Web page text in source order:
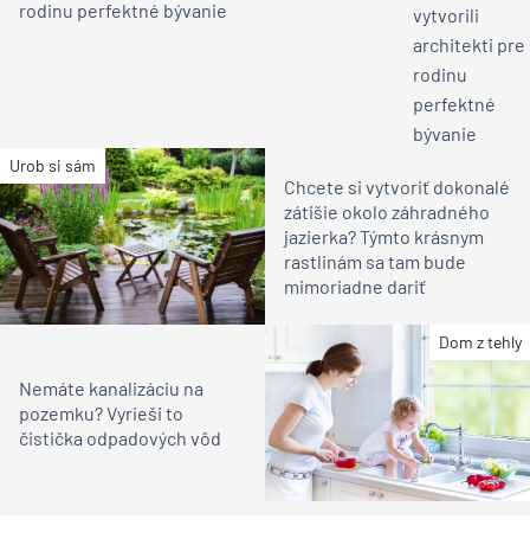
rodinu perfektné bývanie
Urob si sám
Chcete si vytvoriť dokonalé
zátišie okolo záhradného
jazierka? Týmto krásnym
rastlinám sa tam bude
mimoriadne dariť
Dom z tehly
Nemáte kanalizáciu na
pozemku? Vyrieši to
čistička odpadových vôd